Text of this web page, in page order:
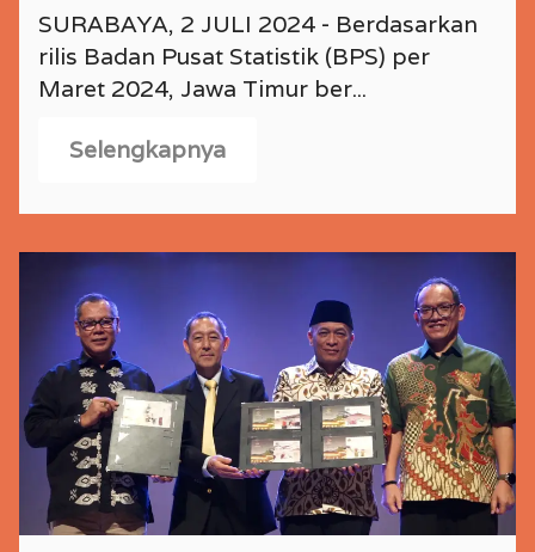
SURABAYA, 2 JULI 2024 - Berdasarkan
rilis Badan Pusat Statistik (BPS) per
Maret 2024, Jawa Timur ber...
Selengkapnya